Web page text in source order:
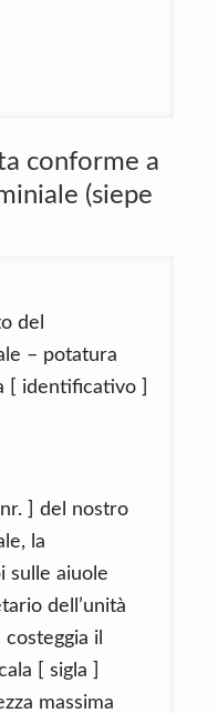
conforme a
(siepe
del
– potatura
[ identificativo ]
] del nostro
la
sulle aiuole
dell’unità
il
[ sigla ]
massima